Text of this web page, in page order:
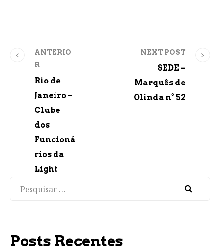
ANTERIO
R
Rio de
Janeiro –
Clube
dos
Funcioná
rios da
Light
NEXT POST
SEDE –
Marquês de
Olinda n° 52
Posts Recentes